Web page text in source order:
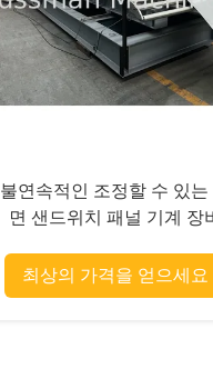
380mm - 600mm PU 거품
를 가진 외부 샌드위치 생
최상의 가격을 얻으세요